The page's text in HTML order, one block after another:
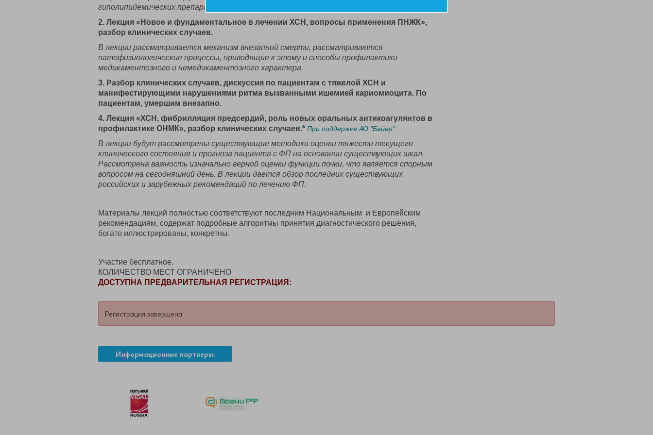
гиполипидемических препаратов. Место и роль фибратов в повседневной практике.
2. Лекция «Новое и фундаментальное в лечении ХСН, вопросы применения ПНЖК»,
разбор клинических случаев.
В лекции рассматривается механизм внезапной смерти, рассматриваются
патофизиологические процессы, приводящие к этому и способы профилактики
медикаментозного и немедикаментозного характера.
3. Разбор клинических случаев, дискуссия по пациентам с тяжелой ХСН и
манифестирующими нарушениями ритма вызванными ишемией кариомиоцита. По
пациентам, умершим внезапно.
4. Лекция «ХСН, фибрилляция предсердий, роль новых оральных антикоагулянтов в
профилактике ОНМК», разбор клинических случаев.* При поддержке АО "Байер"
В лекции будут рассмотрены существующие методики оценки тяжести текущего
клинического состояния и прогноза пациента с ФП на основании существующих шкал.
Рассмотрена важность изначально верной оценки функции почки, что является спорным
вопросом на сегодняшний день. В лекции дается обзор последних существующих
российских и зарубежных рекомендаций по лечению ФП.
Материалы лекций полностью соответствуют последним Национальным и Европейским
рекомендациям, содержат подробные алгоритмы принятия диагностического решения,
богато иллюстрированы, конкретны.
Участие бесплатное.
КОЛИЧЕСТВО МЕСТ ОГРАНИЧЕНО
ДОСТУПНА ПРЕДВАРИТЕЛЬНАЯ РЕГИСТРАЦИЯ:
Регистрация завершена
Информационные партнеры: